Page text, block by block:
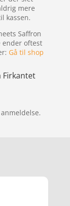
mere
kassen.
Saffron
ender oftest
Gå til shop
Firkantet